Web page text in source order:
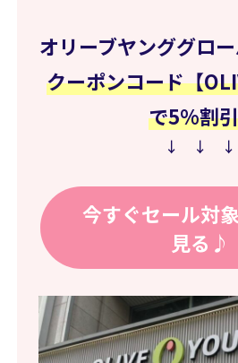
オリーブヤンググロ
クーポンコード【
で5%割引
↓ ↓ ↓
今すぐセール対
見る♪